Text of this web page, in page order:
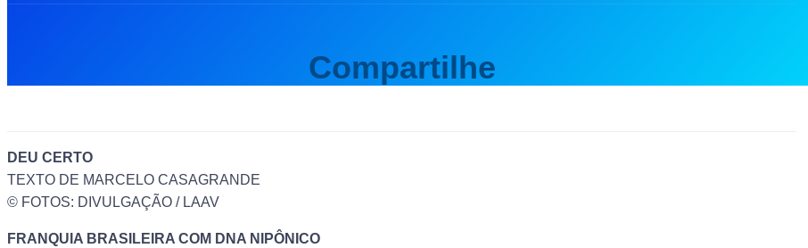
Compartilhe
DEU CERTO
TEXTO DE MARCELO CASAGRANDE
© FOTOS: DIVULGAÇÃO / LAAV
FRANQUIA BRASILEIRA COM DNA NIPÔNICO